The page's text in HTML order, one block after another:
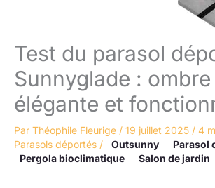
Test du parasol
Sunnyglade : ombre
élégante et
Par Théophile Fleurige / 19 juillet 2025 / 4
Parasols déportés / Outsunny
Parasol
Pergola bioclimatique
Salon de jardin